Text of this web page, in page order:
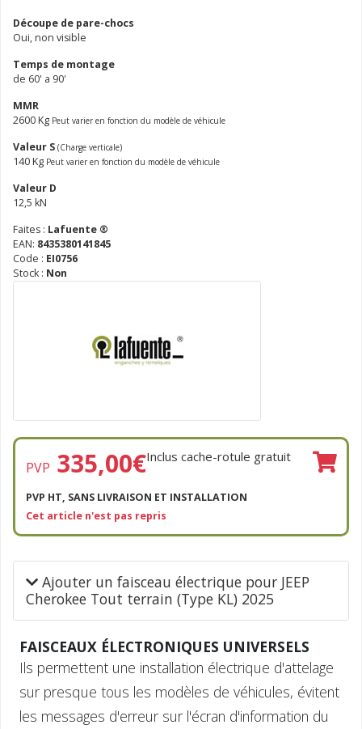
Découpe de pare-chocs
Oui, non visible
Temps de montage
de 60' a 90'
MMR
2600 Kg Peut varier en fonction du modèle de véhicule
Valeur S (Charge verticale)
140 Kg Peut varier en fonction du modèle de véhicule
Valeur D
12,5 kN
Faites : Lafuente ®
EAN: 8435380141845
Code : EI0756
Stock : Non
PVP 335,00€Inclus cache-rotule gratuit
PVP HT, SANS LIVRAISON ET INSTALLATION
Cet article n'est pas repris
Ajouter un faisceau électrique pour JEEP
Cherokee Tout terrain (Type KL) 2025
FAISCEAUX ÉLECTRONIQUES UNIVERSELS
Ils permettent une installation électrique d'attelage
sur presque tous les modèles de véhicules, évitent
les messages d'erreur sur l'écran d'information du